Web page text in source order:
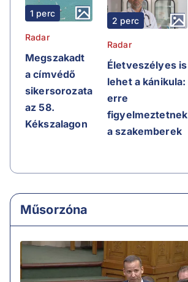
1 perc
Radar
Megszakadt
a címvédő
sikersorozata
az 58.
Kékszalagon
2 perc
Radar
Életveszélyes is
lehet a kánikula:
erre
figyelmeztetnek
a szakemberek
Műsorzóna